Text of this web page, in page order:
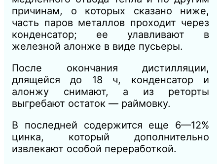
причинам, о которых сказано ниже,
часть паров металлов проходит через
конденсатор; ее улавливают в
железной алонже в виде пусьеры.
После окончания дистилляции,
длящейся до 18 ч, конденсатор и
алонжу снимают, а из реторты
выгребают остаток — раймовку.
В последней содержится еще 6—12%
цинка, который дополнительно
извлекают особой переработкой.